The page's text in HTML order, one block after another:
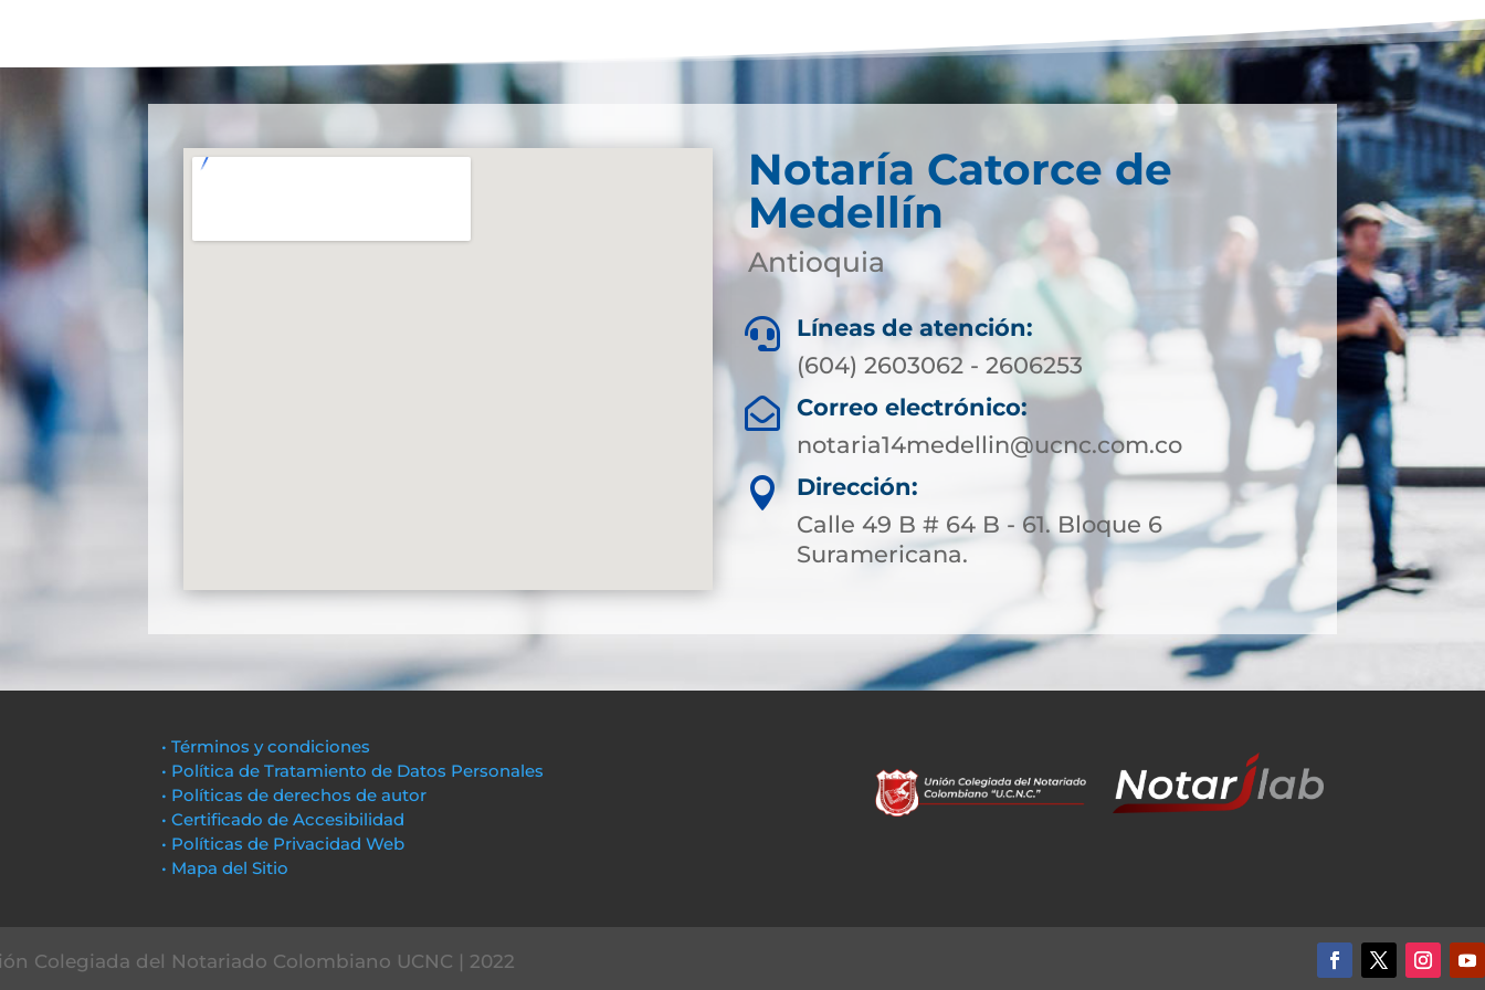
Notaría Catorce de
Medellín
Antioquia

Líneas de atención:
(604) 2603062 - 2606253

Correo electrónico:
notaria14medellin@ucnc.com.co

Dirección:
Calle 49 B # 64 B - 61. Bloque 6
Suramericana.
• Términos y condiciones
• Política de Tratamiento de Datos Personales
• Políticas de derechos de autor
• Certificado de Accesibilidad
• Políticas de Privacidad Web
• Mapa del Sitio
Colegiada del Notariado Colombiano UCNC | 2022